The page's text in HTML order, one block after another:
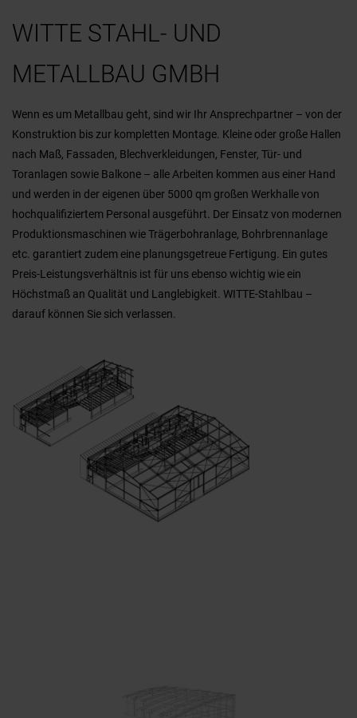
WITTE STAHL- UND
METALLBAU GMBH
Wenn es um Metallbau geht, sind wir Ihr Ansprechpartner – von der
Konstruktion bis zur kompletten Montage. Kleine oder große Hallen
nach Maß, Fassaden, Blechverkleidungen, Fenster, Tür- und
Toranlagen sowie Balkone – alle Arbeiten kommen aus einer Hand
und werden in der eigenen über 5000 qm großen Werkhalle von
hochqualifiziertem Personal ausgeführt. Der Einsatz von modernen
Produktionsmaschinen wie Trägerbohranlage, Bohrbrennanlage
etc. garantiert zudem eine planungsgetreue Fertigung. Ein gutes
Preis-Leistungsverhältnis ist für uns ebenso wichtig wie ein
Höchstmaß an Qualität und Langlebigkeit. WITTE-Stahlbau –
darauf können Sie sich verlassen.